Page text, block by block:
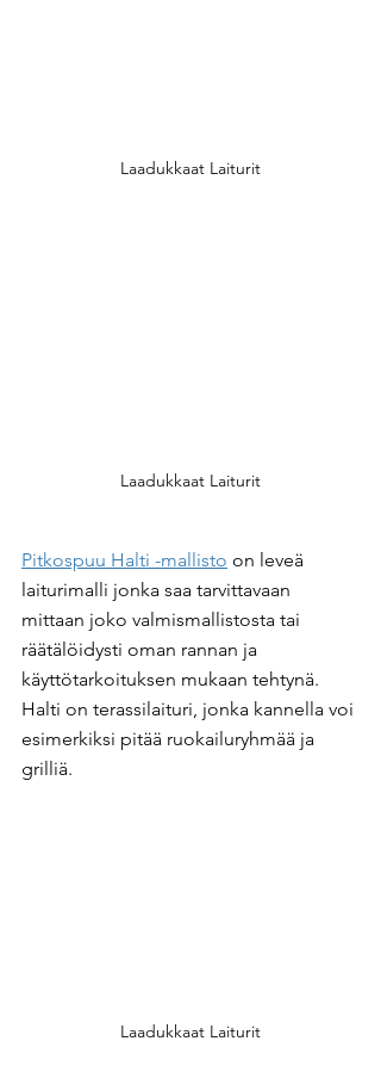
Laadukkaat Laiturit
Laadukkaat Laiturit
Pitkospuu Halti -mallisto on leveä
laiturimalli jonka saa tarvittavaan
mittaan joko valmismallistosta tai
räätälöidysti oman rannan ja
käyttötarkoituksen mukaan tehtynä.
Halti on terassilaituri, jonka kannella voi
esimerkiksi pitää ruokailuryhmää ja
grilliä.
Laadukkaat Laiturit